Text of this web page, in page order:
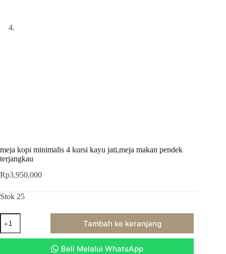
meja kopi minimalis 4 kursi kayu jati,meja makan pendek
terjangkau
Rp3,950,000
Stok 25
Kuantitas
meja
kopi
Tambah ke keranjang
Beli Melalui WhatsApp